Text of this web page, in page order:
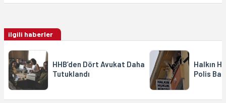
ilgili haberler
HHB’den Dört Avukat Daha
Tutuklandı
Halkın
Polis